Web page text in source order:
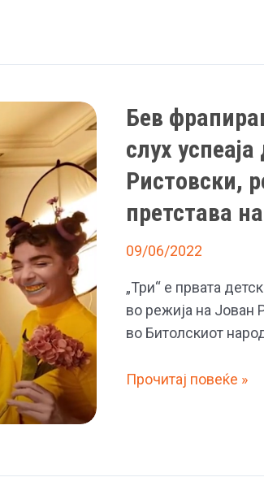
Бев
слух
Ристовски,
претстава
09/06/2022
„Три“ е првата
во режија на Јован
во Битолскиот
Бев
Прочитај повеќе »